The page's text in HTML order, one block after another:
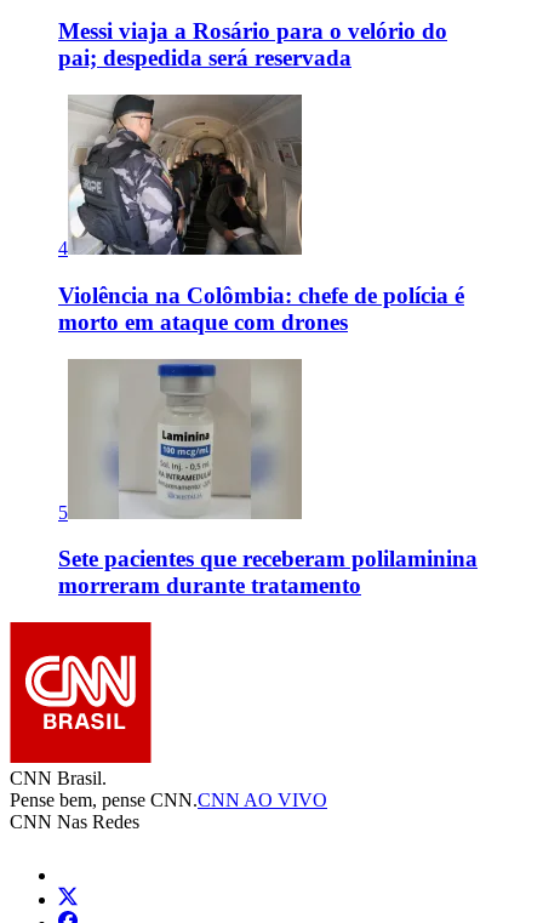
Messi viaja a Rosário para o velório do
pai; despedida será reservada
4
Violência na Colômbia: chefe de polícia é
morto em ataque com drones
5
Sete pacientes que receberam polilaminina
morreram durante tratamento
CNN Brasil.
Pense bem, pense CNN.CNN AO VIVO
CNN Nas Redes